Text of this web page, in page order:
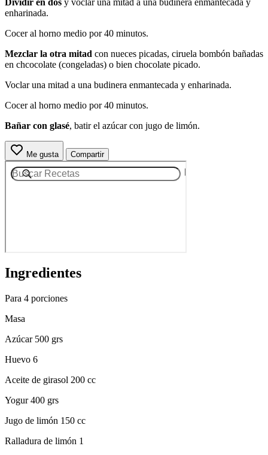
enharinada.
Cocer al horno medio por 40 minutos.
Mezclar la otra mitad con nueces picadas, ciruela bombón bañadas
en chcocolate (congeladas) o bien chocolate picado.
Voclar una mitad a una budinera enmantecada y enharinada.
Cocer al horno medio por 40 minutos.
Bañar con glasé, batir el azúcar con jugo de limón.
Me gusta Compartir
Ingredientes
Para 4 porciones
Masa
Azúcar 500 grs
Huevo 6
Aceite de girasol 200 cc
Yogur 400 grs
Jugo de limón 150 cc
Ralladura de limón 1